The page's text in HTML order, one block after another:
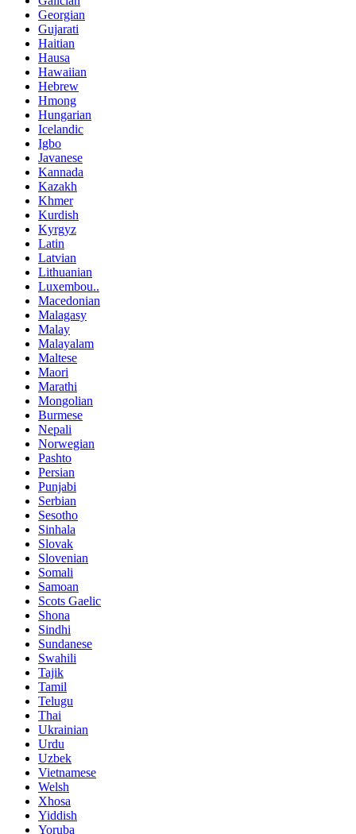
Georgian
Gujarati
Haitian
Hausa
Hawaiian
Hebrew
Hmong
Hungarian
Icelandic
Igbo
Javanese
Kannada
Kazakh
Khmer
Kurdish
Kyrgyz
Latin
Latvian
Lithuanian
Luxembou..
Macedonian
Malagasy
Malay
Malayalam
Maltese
Maori
Marathi
Mongolian
Burmese
Nepali
Norwegian
Pashto
Persian
Punjabi
Serbian
Sesotho
Sinhala
Slovak
Slovenian
Somali
Samoan
Scots Gaelic
Shona
Sindhi
Sundanese
Swahili
Tajik
Tamil
Telugu
Thai
Ukrainian
Urdu
Uzbek
Vietnamese
Welsh
Xhosa
Yiddish
Yoruba